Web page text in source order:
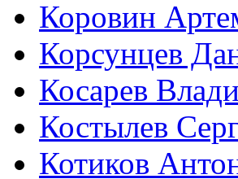
Коровин
Корсунцев
Косарев
Костылев
Котиков